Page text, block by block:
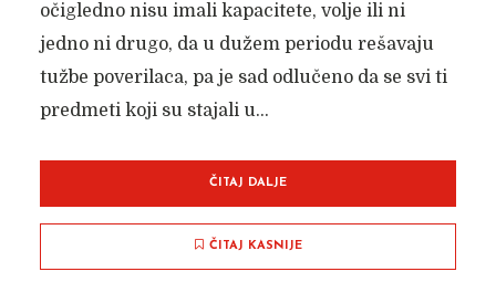
očigledno nisu imali kapacitete, volje ili ni
jedno ni drugo, da u dužem periodu rešavaju
tužbe poverilaca, pa je sad odlučeno da se svi ti
predmeti koji su stajali u...
ČITAJ DALJE
ČITAJ KASNIJE